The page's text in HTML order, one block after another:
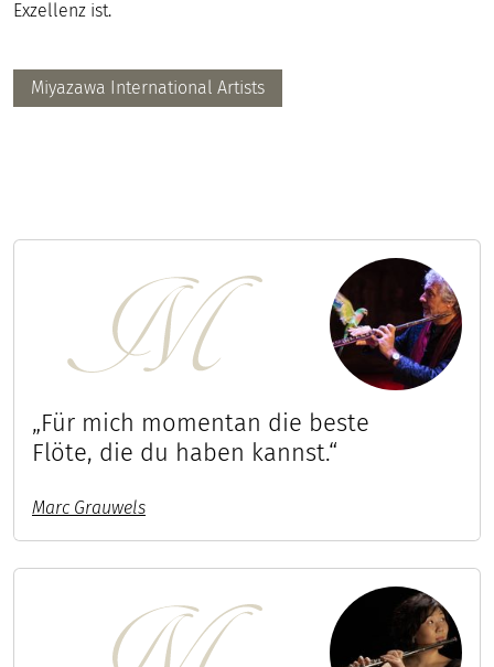
Exzellenz ist.
Miyazawa International Artists
„Für mich momentan die beste
Flöte, die du haben kannst.“
Marc Grauwels